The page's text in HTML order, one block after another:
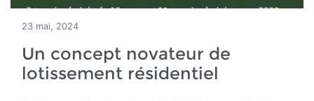
23 mai, 2024
Un concept novateur de
lotissement résidentiel